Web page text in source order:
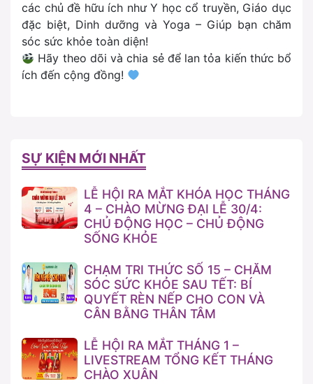
các chủ đề hữu ích như Y học cổ truyền, Giáo dục
đặc biệt, Dinh dưỡng và Yoga – Giúp bạn chăm
sóc sức khỏe toàn diện!
Hãy theo dõi và chia sẻ để lan tỏa kiến thức bổ
ích đến cộng đồng!
SỰ KIỆN MỚI NHẤT
LỄ HỘI RA MẮT KHÓA HỌC THÁNG
4 – CHÀO MỪNG ĐẠI LỄ 30/4:
CHỦ ĐỘNG HỌC – CHỦ ĐỘNG
SỐNG KHỎE
CHẠM TRI THỨC SỐ 15 – CHĂM
SÓC SỨC KHỎE SAU TẾT: BÍ
QUYẾT RÈN NẾP CHO CON VÀ
CÂN BẰNG THÂN TÂM
LỄ HỘI RA MẮT THÁNG 1 –
LIVESTREAM TỔNG KẾT THÁNG
CHÀO XUÂN